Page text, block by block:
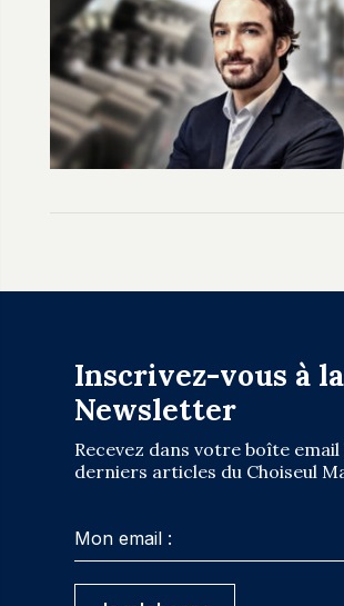
Inscrivez-vous à la
Newsletter
Recevez dans votre boîte email
derniers articles du Choiseul